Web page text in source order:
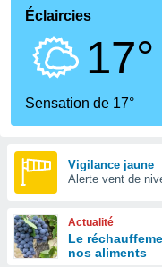
Éclaircies
17°
Sensation de 17°
Vigilance jaune
Alerte vent de
Actualité
Le
nos aliments